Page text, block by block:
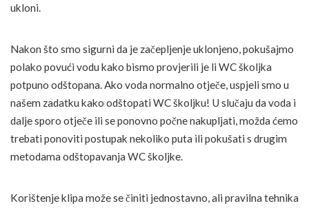
ukloni.
Nakon što smo sigurni da je začepljenje uklonjeno, pokušajmo
polako povući vodu kako bismo provjerili je li WC školjka
potpuno odštopana. Ako voda normalno otječe, uspjeli smo u
našem zadatku kako odštopati WC školjku! U slučaju da voda i
dalje sporo otječe ili se ponovno počne nakupljati, možda ćemo
trebati ponoviti postupak nekoliko puta ili pokušati s drugim
metodama odštopavanja WC školjke.
Korištenje klipa može se činiti jednostavno, ali pravilna tehnika